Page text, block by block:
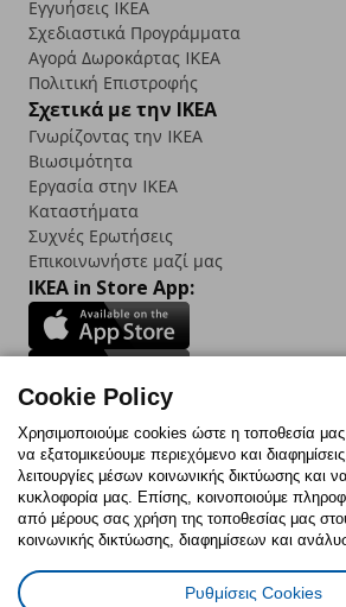
Εγγυήσεις IKEA
Σχεδιαστικά Προγράμματα
Αγορά Δωρoκάρτας IKEA
Πολιτική Επιστροφής
Σχετικά με την IKEA
Γνωρίζοντας την IKEA
Βιωσιμότητα
Εργασία στην IKEA
Καταστήματα
Συχνές Ερωτήσεις
Επικοινωνήστε μαζί μας
IKEA in Store App:
Follow us:
FacebookInstagram
TikTokYoutubePinterestTwitter
Πολιτική CookiesΔήλωση ψηφιακής
Cookie Policy
Χρησιμοποιούμε cookies ώστε η τοποθεσία
να εξατομικεύουμε περιεχόμενο και
λειτουργίες μέσων κοινωνικής δικτύωσης και
κυκλοφορία μας. Επίσης, κοινοποιούμε
από μέρους σας χρήση της τοποθεσίας μας
κοινωνικής δικτύωσης, διαφημίσεων και
Ρυθμίσεις Cookies